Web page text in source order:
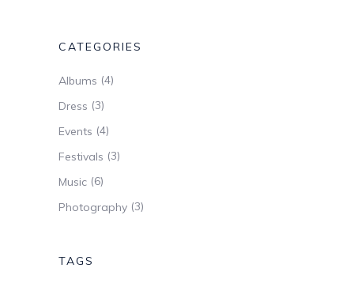
CATEGORIES
Albums (4)
Dress (3)
Events (4)
Festivals (3)
Music (6)
Photography (3)
TAGS